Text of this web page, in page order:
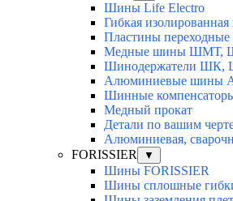
Шины Life Electro
Гибкая
Пластины
Медные шины
Шинодержатели
Алюминиевые шины
Шинные
Медный прокат
Детали по вашим
Алюминиевая,
FORISSIER
▼
Шины FORISSIER
Шины сплошные